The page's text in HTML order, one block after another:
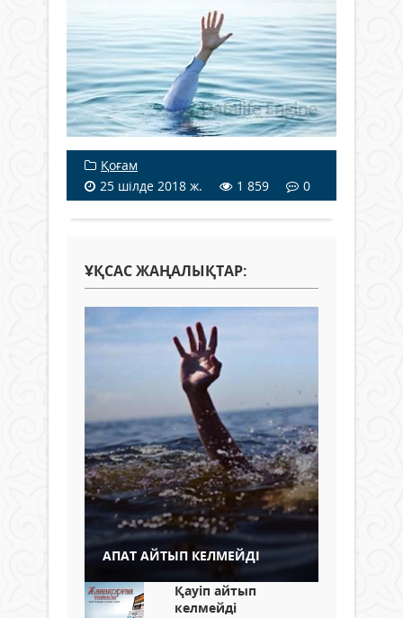
Қоғам
25 шілде 2018 ж.
1 859 0
ҰҚСАС ЖАҢАЛЫҚТАР:
АПАТ АЙТЫП КЕЛМЕЙДІ
Қауіп айтып
келмейді